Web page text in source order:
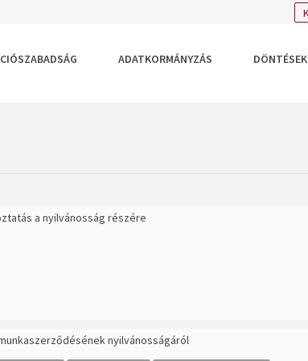
ADATKORMÁNYZÁS DÖNTÉSEK
a nyilvánosság részére
nyilvánosságáról